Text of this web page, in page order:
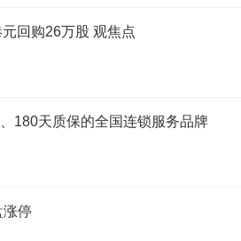
回购26万股 观焦点
180天质保的全国连锁服务品牌
涨停